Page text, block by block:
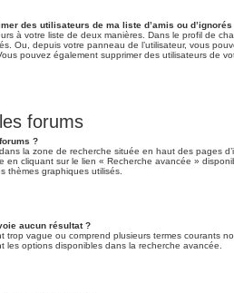
des utilisateurs de ma liste d’amis ou d’ignorés
à votre liste de deux manières. Dans le profil de
Ou, depuis votre panneau de l’utilisateur, vous
pouvez également supprimer des utilisateurs de
forums
?
la zone de recherche située en haut des pages
en cliquant sur le lien « Recherche avancée »
thèmes graphiques utilisés.
aucun résultat ?
trop vague ou comprend plusieurs termes courants
les options disponibles dans la recherche avancée.